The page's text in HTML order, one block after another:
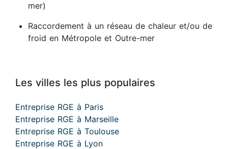
mer)
Raccordement à un réseau de chaleur et/ou de
froid en Métropole et Outre-mer
Les villes les plus populaires
Entreprise RGE à Paris
Entreprise RGE à Marseille
Entreprise RGE à Toulouse
Entreprise RGE à Lyon